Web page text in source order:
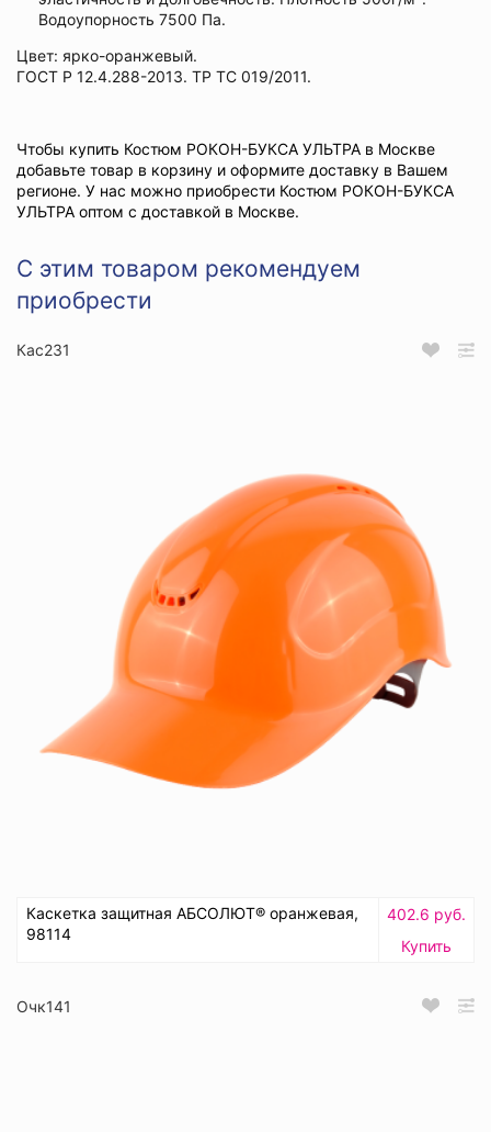
Водоупорность 7500 Па.
Цвет: ярко-оранжевый.
ГОСТ Р 12.4.288-2013. ТР ТС 019/2011.
Чтобы купить Костюм РОКОН-БУКСА УЛЬТРА в Москве
добавьте товар в корзину и оформите доставку в Вашем
регионе. У нас можно приобрести Костюм РОКОН-БУКСА
УЛЬТРА оптом с доставкой в Москве.
С этим товаром рекомендуем
приобрести
Кас231
Каскетка защитная АБСОЛЮТ® оранжевая,
98114
402.6 руб.
Купить
Очк141